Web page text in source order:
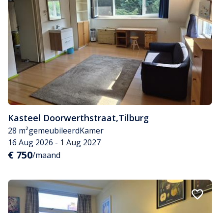
Kasteel Doorwerthstraat,Tilburg
28 m²gemeubileerdKamer
16 Aug 2026 - 1 Aug 2027
€ 750/maand